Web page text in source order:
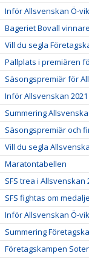
Inför Allsvenskan Ö-vik
Bageriet Bovall
Vill du segla
Pallplats i premiären
Säsongspremiär för
Inför Allsvenskan 2021
Summering
Säsongspremiär och
Vill du segla
Maratontabellen
SFS trea i Allsvenskan
SFS fightas om
Inför Allsvenskan Ö-vik
Summering
Företagskampen